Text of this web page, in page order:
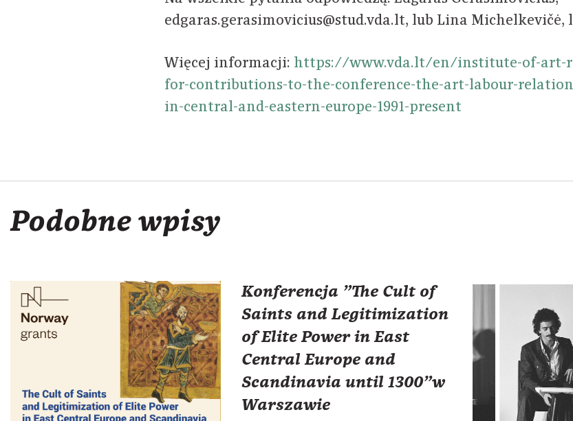
edgaras.gerasimovicius@stud.vda.lt, lub Lina
Więcej informacji: https://www.vda.lt/en/institute-of-art-
for-contributions-to-the-conference-the-art-labour-
in-central-and-eastern-europe-1991-present
Podobne wpisy
Konferencja "The Cult of
Saints and Legitimization
of Elite Power in East
Central Europe and
Scandinavia until 1300"w
Warszawie